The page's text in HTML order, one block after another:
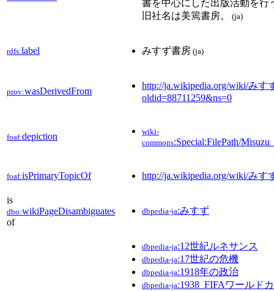
書を中心にした出版活動を行
旧社名は美篶書房。
(ja)
rdfs:label みすず書房 (ja)
prov:wasDerivedFrom
http://ja.wikipedia.org/wiki/みす
oldid=88711259&ns=0
foaf:depiction
wiki-
commons:Special:FilePath/
foaf:isPrimaryTopicOf http://ja.wikipedia.org/wiki/みす
is
dbo:wikiPageDisambiguates
of
dbpedia-ja:みすず
dbpedia-ja:12世紀ルネサンス
dbpedia-ja:17世紀の危機
dbpedia-ja:1918年の政治
dbpedia-ja:1938_FIFAワールド